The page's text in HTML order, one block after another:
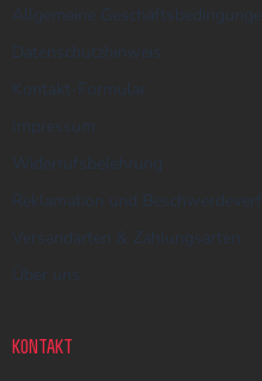
Allgemeine
Datenschutzhinweis
Kontakt-Formular
Impressum
Widerrufsbelehrung
Reklamation und
Versandarten & Zahlungsarten
Über uns
KONTAKT